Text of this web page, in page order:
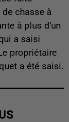
chasse à
à plus d'un
a saisi
propriétaire
a été saisi.